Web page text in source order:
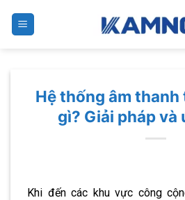
Hệ thống âm thanh
gì? Giải pháp và
Khi đến các khu vực công